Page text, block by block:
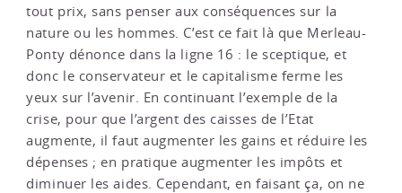
tout prix, sans penser aux conséquences sur la
nature ou les hommes. C’est ce fait là que Merleau-
Ponty dénonce dans la ligne 16 : le sceptique, et
donc le conservateur et le capitalisme ferme les
yeux sur l’avenir. En continuant l’exemple de la
crise, pour que l’argent des caisses de l’Etat
augmente, il faut augmenter les gains et réduire les
dépenses ; en pratique augmenter les impôts et
diminuer les aides. Cependant, en faisant ça, on ne